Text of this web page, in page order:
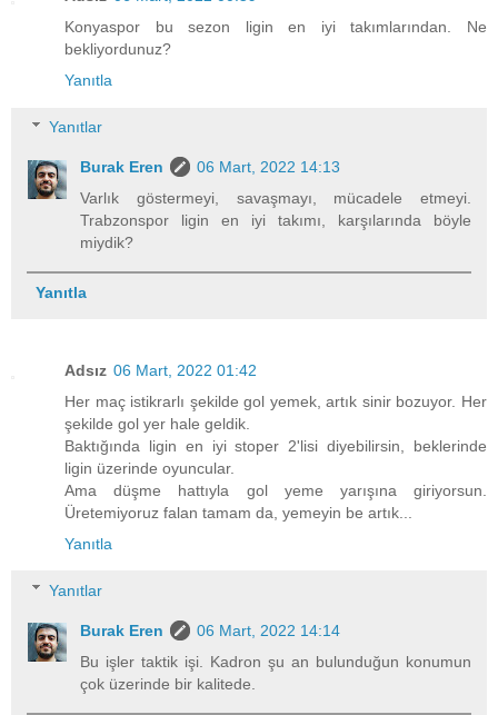
Konyaspor bu sezon ligin en iyi takımlarından. Ne
bekliyordunuz?
Yanıtla
Yanıtlar
Burak Eren
06 Mart, 2022 14:13
Varlık göstermeyi, savaşmayı, mücadele etmeyi.
Trabzonspor ligin en iyi takımı, karşılarında böyle
miydik?
Yanıtla
Adsız 06 Mart, 2022 01:42
Her maç istikrarlı şekilde gol yemek, artık sinir bozuyor. Her
şekilde gol yer hale geldik.
Baktığında ligin en iyi stoper 2'lisi diyebilirsin, beklerinde
ligin üzerinde oyuncular.
Ama düşme hattıyla gol yeme yarışına giriyorsun.
Üretemiyoruz falan tamam da, yemeyin be artık...
Yanıtla
Yanıtlar
Burak Eren
06 Mart, 2022 14:14
Bu işler taktik işi. Kadron şu an bulunduğun konumun
çok üzerinde bir kalitede.